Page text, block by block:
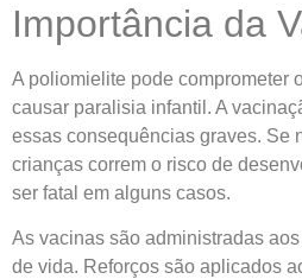
Importância da
A poliomielite pode comprometer
causar paralisia infantil. A
essas consequências graves. Se
crianças correm o risco de
ser fatal em alguns casos.
As vacinas são administradas
de vida. Reforços são aplicados